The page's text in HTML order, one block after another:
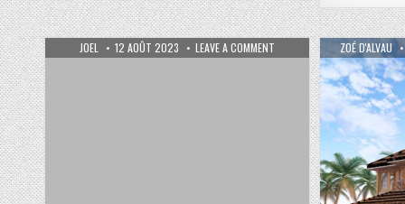
AUTHOR:
JOEL PUBLISHED DATE:
12 AOÛT 2023 LEAVE A COMMENT ON 5 RAISONS POUR
AUTHOR:
ZOÉ D'ALVAU